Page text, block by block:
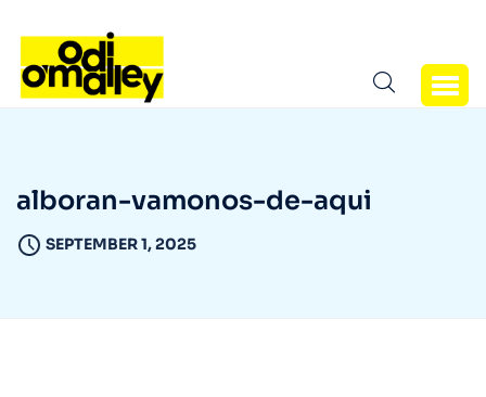
alboran-vamonos-de-aqui
SEPTEMBER 1, 2025